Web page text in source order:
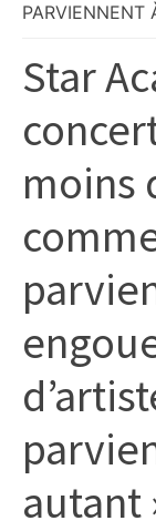
culture,
météo,
faits
divers
initiatives
PARVIENNENT
Star
moins
autant